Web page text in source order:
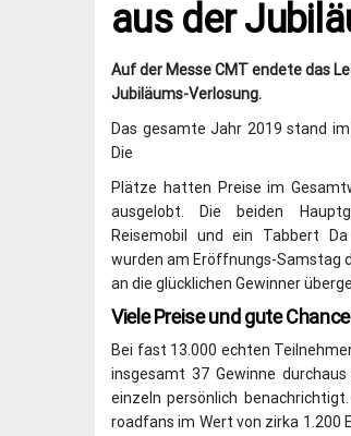
aus der
Auf der Messe CMT endete das
Jubiläums-Verlosung.
Das gesamte Jahr 2019 stand
Die
Plätze hatten Preise im
ausgelobt. Die beiden
Reisemobil und ein Tabbert
wurden am Eröffnungs-Samstag
an die glücklichen Gewinner
Viele Preise und gute
Bei fast 13.000 echten
insgesamt 37 Gewinne
einzeln persönlich
roadfans im Wert von zirka 1.200